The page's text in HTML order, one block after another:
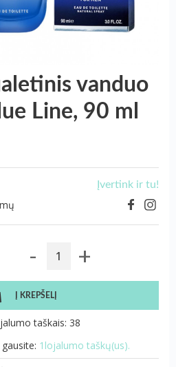
vanduo
Line, 90 ml
Įvertink ir tu!
- +
Į KREPŠELĮ
taškais: 38
1lojalumo taškų(us).